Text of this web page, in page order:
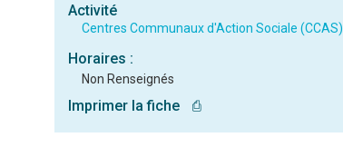
Activité
Centres Communaux d'Action Sociale (CCAS)
Horaires :
Non Renseignés
Imprimer la fiche ⎙